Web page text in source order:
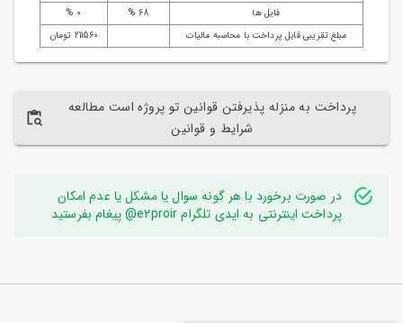
فایل ها
68 %
0 %
مبلغ تقریبی قابل پرداخت با محاسبه مالیات
211560 تومان
پرداخت به منزله پذیرفتن قوانین تو پروژه است مطالعه
شرایط و قوانین
در صورت برخورد با هر گونه سوال یا مشکل یا عدم امکان
پرداخت اینترنتی به ایدی تلگرام e2proir@ پیغام بفرستید